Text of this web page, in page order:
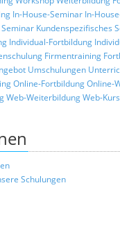
In-House-Seminar In-
Kundenspezifisches
Individual-Fortbildung
Firmentraining
Umschulungen
Online-FortbildungOnline-
Web-WeiterbildungWeb-Kurs
Schulungen